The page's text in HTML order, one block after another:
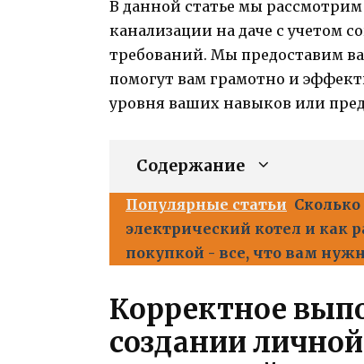
В данной статье мы
канализации на даче с учетом
требований. Мы предоставим
помогут вам грамотно и
уровня ваших навыков или
Содержание
Популярные статьи
электрический котел и как
покупкой - все, что вам
Корректное
создании